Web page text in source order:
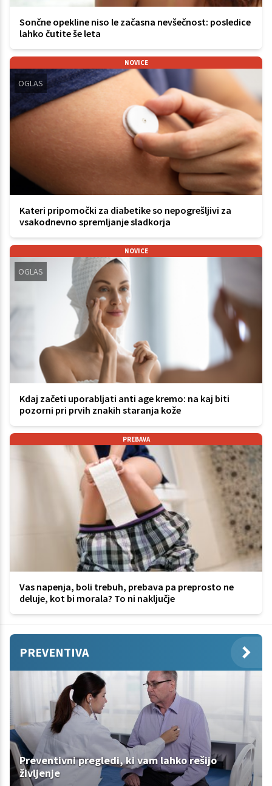
Sončne opekline niso le začasna nevšečnost: posledice
lahko čutite še leta
NOVICE
OGLAS
Kateri pripomočki za diabetike so nepogrešljivi za
vsakodnevno spremljanje sladkorja
NOVICE
OGLAS
Kdaj začeti uporabljati anti age kremo: na kaj biti
pozorni pri prvih znakih staranja kože
PREBAVA
Vas napenja, boli trebuh, prebava pa preprosto ne
deluje, kot bi morala? To ni naključje
PREVENTIVA
Preventivni pregledi, ki vam lahko rešijo
življenje